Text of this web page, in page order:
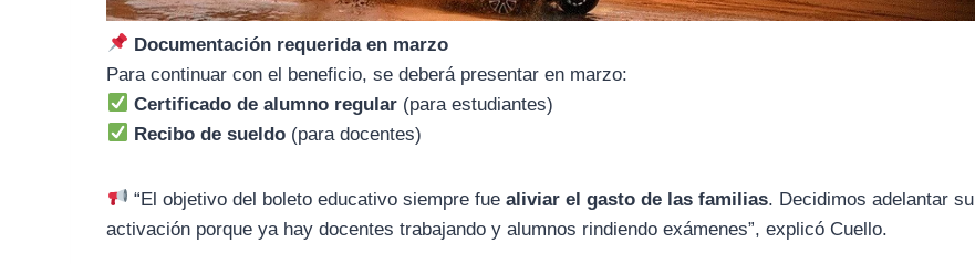
Documentación requerida en marzo
Para continuar con el beneficio, se deberá presentar en marzo:
Certificado de alumno regular(para estudiantes)
Recibo de sueldo(para docentes)
“El objetivo del boleto educativo siempre fue aliviar el gasto de las familias. Decidimos adelantar su
activación porque ya hay docentes trabajando y alumnos rindiendo exámenes”, explicó Cuello.